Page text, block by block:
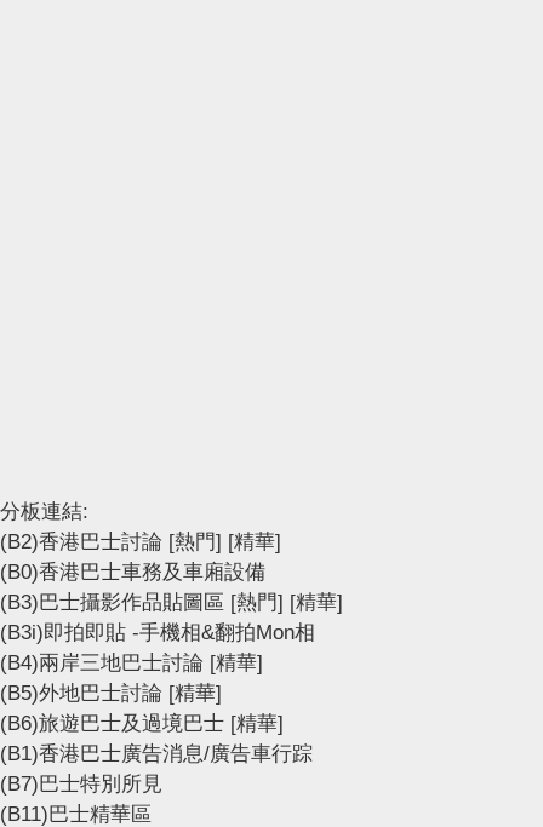
分板連結:
(B2)香港巴士討論 [熱門] [精華]
(B0)香港巴士車務及車廂設備
(B3)巴士攝影作品貼圖區 [熱門] [精華]
(B3i)即拍即貼 -手機相&翻拍Mon相
(B4)兩岸三地巴士討論 [精華]
(B5)外地巴士討論 [精華]
(B6)旅遊巴士及過境巴士 [精華]
(B1)香港巴士廣告消息/廣告車行踪
(B7)巴士特別所見
(B11)巴士精華區